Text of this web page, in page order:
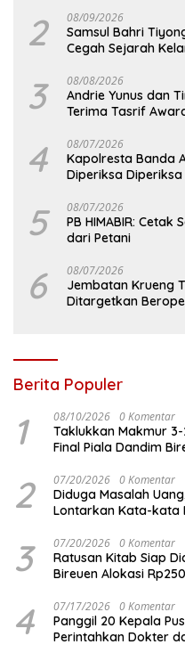
2 08/09/2026
Samsul Bahri
Cegah Sejarah
3 08/08/2026
Andrie Yunus dan
Terima Tasrif
4 08/07/2026
Kapolresta Banda
Diperiksa Diperiksa
5 08/07/2026
PB HIMABIR:
dari Petani
6 08/07/2026
Jembatan Krueng
Ditargetkan
Berita Populer
1 08/10/2026 0 Komentar
Taklukkan Makmur
Final Piala Dandim
2 07/20/2026 0 Komentar
Diduga Masalah
Lontarkan Kata-kata
3 07/20/2026 0 Komentar
Ratusan Kitab Siap
Bireuen Alokasi
4 07/17/2026 0 Komentar
Panggil 20 Kepala
Perintahkan Dokter